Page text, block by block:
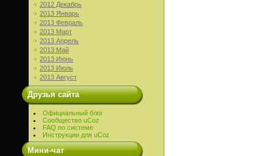
2012 Декабрь
2013 Январь
2013 Февраль
2013 Март
2013 Апрель
2013 Май
2013 Июнь
2013 Июль
2013 Август
Друзья сайта
Официальный блог
Сообщество uCoz
FAQ по системе
Инструкции для uCoz
Мини-чат